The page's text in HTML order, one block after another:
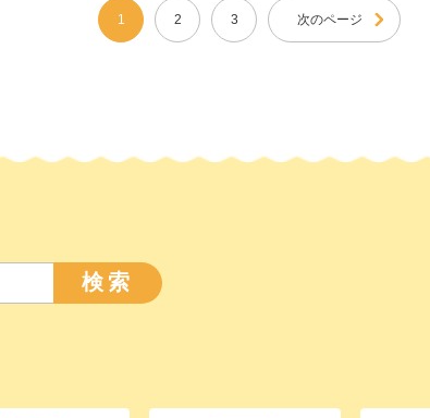
1 2 3 次のページ
検索